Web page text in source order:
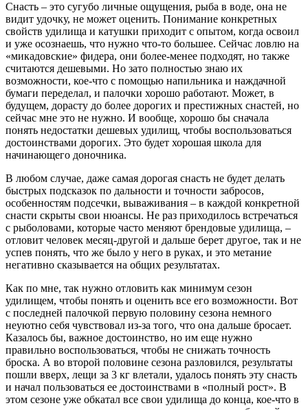
Снасть – это сугубо личные ощущения, рыба в воде, она не
видит удочку, не может оценить. Понимание конкретных
свойств удилища и катушки приходит с опытом, когда освоил
и уже осознаешь, что нужно что-то большее. Сейчас ловлю на
«микадовские» фидера, они более-менее подходят, но также
считаются дешевыми. Но зато полностью знаю их
возможности, кое-что с помощью напильника и наждачной
бумаги переделал, и палочки хорошо работают. Может, в
будущем, дорасту до более дорогих и престижных снастей, но
сейчас мне это не нужно. И вообще, хорошо бы сначала
понять недостатки дешевых удилищ, чтобы воспользоваться
достоинствами дорогих. Это будет хорошая школа для
начинающего доночника.
В любом случае, даже самая дорогая снасть не будет делать
быстрых подсказок по дальности и точности забросов,
особенностям подсечки, вываживания – в каждой конкретной
снасти скрыты свои нюансы. Не раз приходилось встречаться
с рыболовами, которые часто меняют брендовые удилища, –
отловит человек месяц-другой и дальше берет другое, так и не
успев понять, что же было у него в руках, и это метание
негативно сказывается на общих результатах.
Как по мне, так нужно отловить как минимум сезон
удилищем, чтобы понять и оценить все его возможности. Вот
с последней палочкой первую половину сезона немного
неуютно себя чувствовал из-за того, что она дальше бросает.
Казалось бы, важное достоинство, но им еще нужно
правильно воспользоваться, чтобы не снижать точность
броска. А во второй половине сезона разловился, результаты
пошли вверх, лещи за 3 кг влетали, удалось понять эту снасть
и начал пользоваться ее достоинствами в «полный рост». В
этом сезоне уже обкатал все свои удилища до конца, кое-что в